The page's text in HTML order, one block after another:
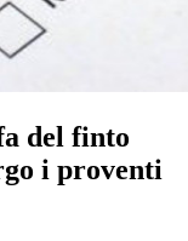
del finto
i proventi